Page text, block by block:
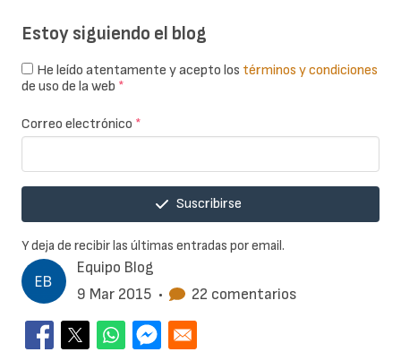
Equipo Blog
9 Mar 2015 • 22 comentarios
Estoy siguiendo el blog
He leído atentamente y acepto los términos y condiciones
de uso de la web *
Correo electrónico *
Suscribirse
Y deja de recibir las últimas entradas por email.